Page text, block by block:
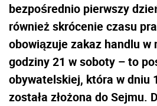
bezpośrednio pierwszy
również skrócenie czasu
obowiązuje zakaz handlu w
godziny 21 w soboty – to
obywatelskiej, która w dniu
została złożona do Sejmu.